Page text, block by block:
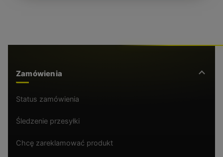
Zamówienia
Status zamówienia
Śledzenie przesyłki
Chcę zareklamować produkt